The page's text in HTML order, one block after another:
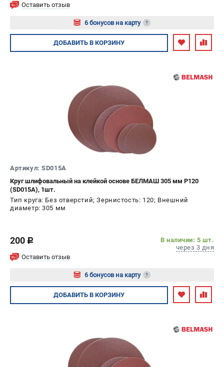
Оставить отзыв
6 бонусов на карту ?
Авторизуйтесь
ДОБАВИТЬ В КОРЗИНУ
Артикул: SD015A
Круг шлифовальный на клейкой основе БЕЛМАШ 305 мм P120
(SD015A), 1шт.
Тип круга: Без отверстий; Зернистость: 120; Внешний
диаметр: 305 мм
200 c
В наличии: 5 шт.
через 3 дня
Оставить отзыв
6 бонусов на карту ?
Авторизуйтесь
ДОБАВИТЬ В КОРЗИНУ